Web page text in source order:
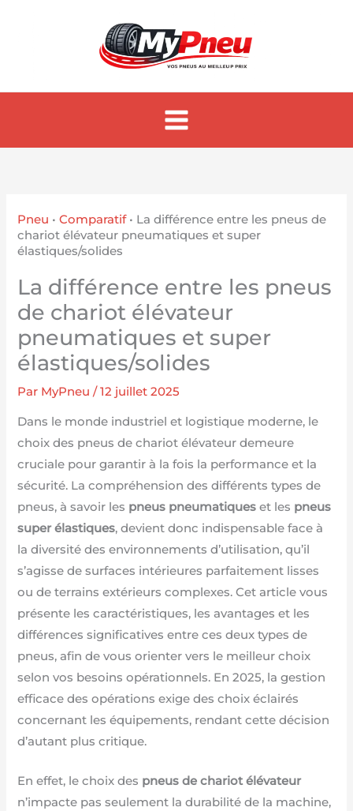
Pneu •Comparatif• La différence entre les pneus de
chariot élévateur pneumatiques et super
élastiques/solides
La différence entre les pneus
de chariot élévateur
pneumatiques et super
élastiques/solides
Par MyPneu/12 juillet 2025
Dans le monde industriel et logistique moderne, le
choix des pneus de chariot élévateur demeure
cruciale pour garantir à la fois la performance et la
sécurité. La compréhension des différents types de
pneus, à savoir les pneus pneumatiques et les pneus
super élastiques, devient donc indispensable face à
la diversité des environnements d’utilisation, qu’il
s’agisse de surfaces intérieures parfaitement lisses
ou de terrains extérieurs complexes. Cet article vous
présente les caractéristiques, les avantages et les
différences significatives entre ces deux types de
pneus, afin de vous orienter vers le meilleur choix
selon vos besoins opérationnels. En 2025, la gestion
efficace des opérations exige des choix éclairés
concernant les équipements, rendant cette décision
d’autant plus critique.
En effet, le choix des pneus de chariot élévateur
n’impacte pas seulement la durabilité de la machine,